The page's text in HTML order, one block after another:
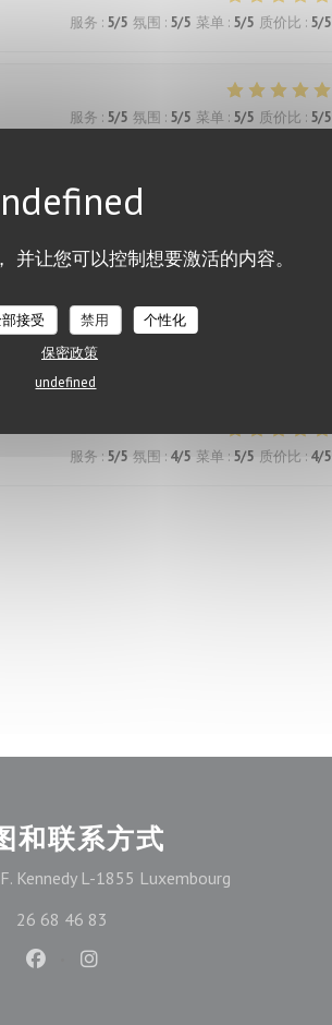
并让您可以控制想要激活的内容。
接受 禁用
个性化
保密政策
undefined
服务 : 5/5 氛围 : 5/5 菜单: 5/5 质价比 : 5/5
服务 : 5/5 氛围 : 5/5 菜单 : 5/5 质价比 : 5/5
服务:
服务 : 5/5 氛围 : 4/5 菜单 : 5/5 质价比 : 4/5
和联系方式
Kennedy L-1855 Luxembourg
26 68 46 83
Facebook ((在新窗口中打开))
Instagram ((在新窗口中打开))